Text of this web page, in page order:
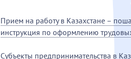
Прием на работу в Казахстане –
инструкция по оформлению
Субъекты предпринимательства в